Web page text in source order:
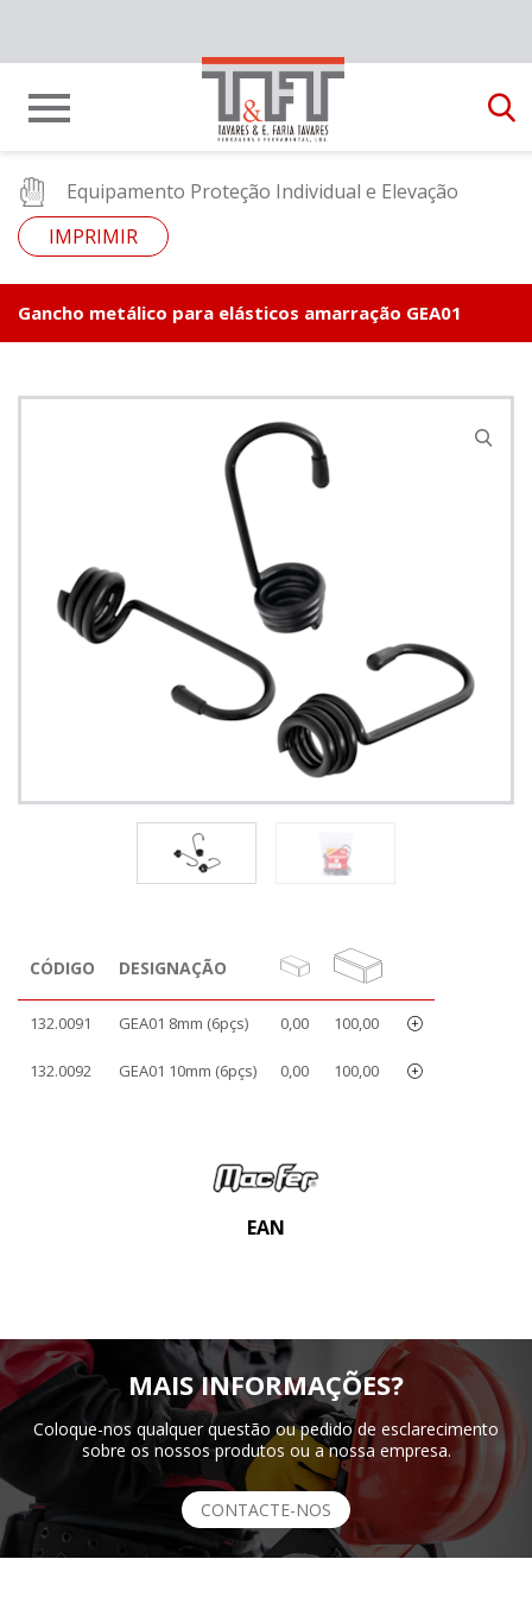
Equipamento Proteção Individual e Elevação
IMPRIMIR
Gancho metálico para elásticos amarração GEA01
CÓDIGO DESIGNAÇÃO
132.0091 GEA01 8mm (6pçs) 0,00 100,00
132.0092 GEA01 10mm (6pçs) 0,00 100,00
EAN
MAIS INFORMAÇÕES?
Coloque-nos qualquer questão ou pedido de esclarecimento
sobre os nossos produtos ou a nossa empresa.
CONTACTE-NOS